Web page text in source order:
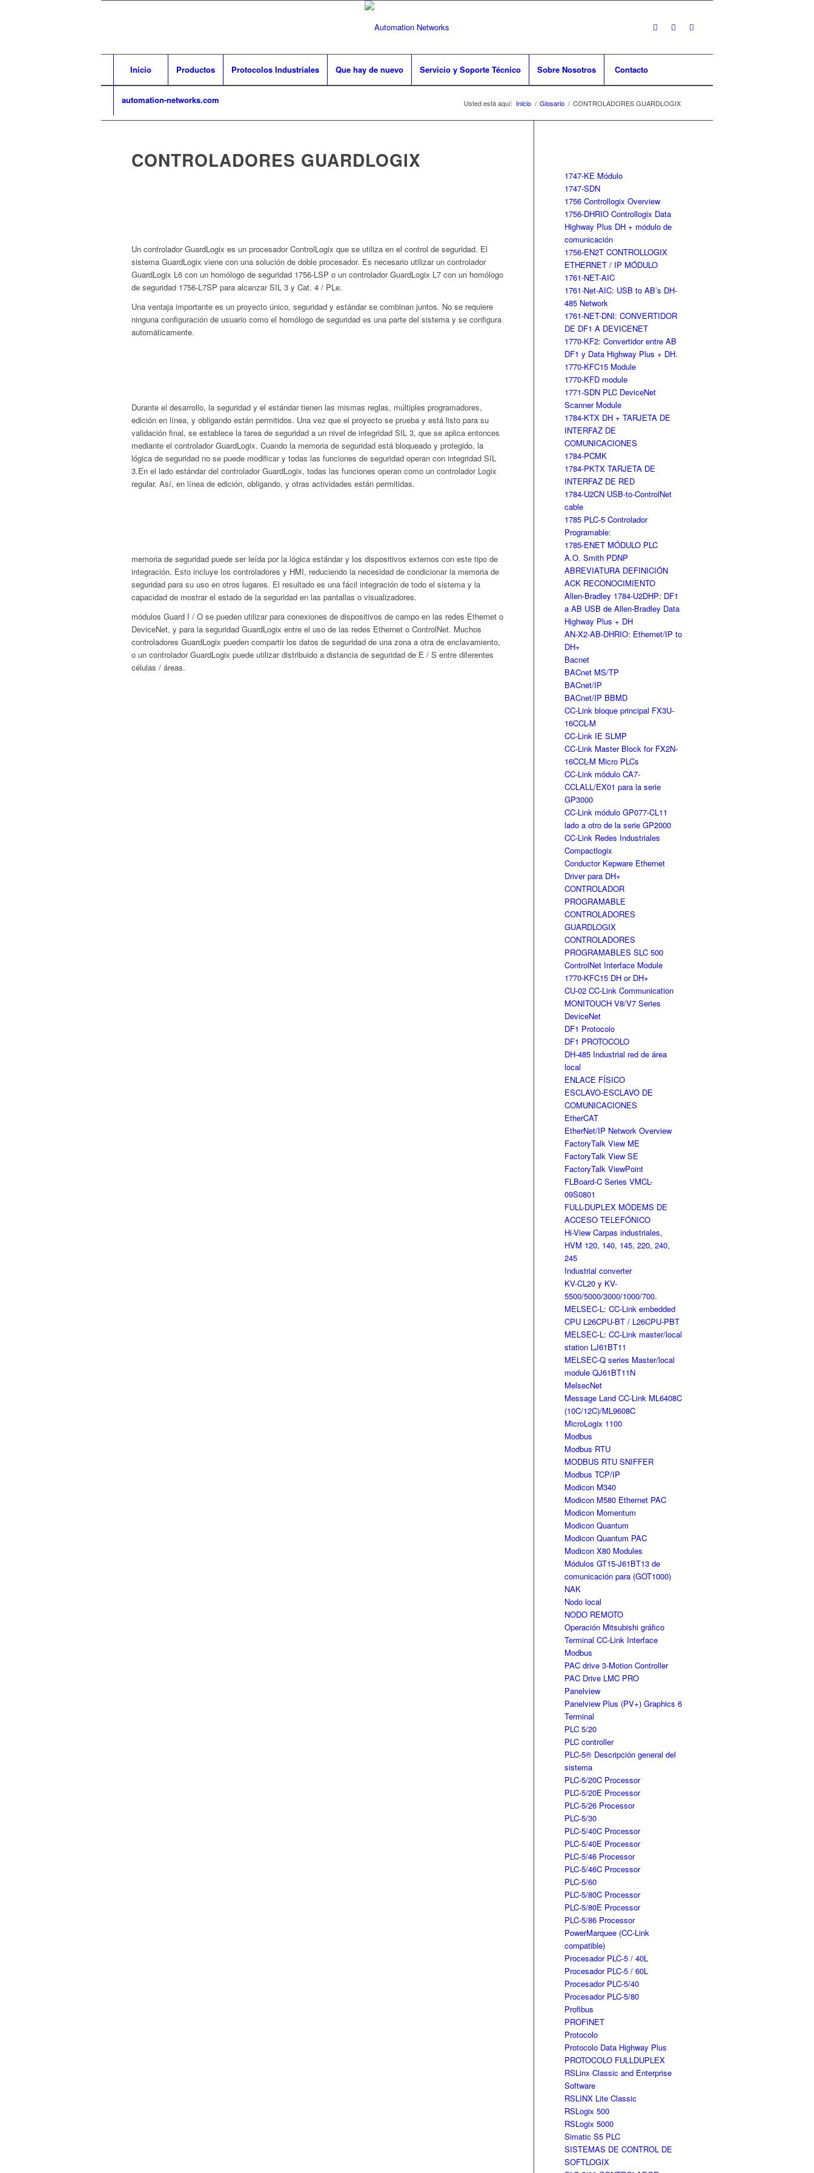
Inicio Productos Protocolos Industriales Que hay de nuevo Servicio y Soporte Técnico Sobre Nosotros Contacto
automation-networks.com Usted está aquí: Inicio / Glosario / CONTROLADORES GUARDLOGIX
CONTROLADORES GUARDLOGIX
Un controlador GuardLogix es un procesador ControlLogix que se utiliza en el control de seguridad. El
sistema GuardLogix viene con una solución de doble procesador. Es necesario utilizar un controlador
GuardLogix L6 con un homólogo de seguridad 1756-LSP o un controlador GuardLogix L7 con un homólogo
de seguridad 1756-L7SP para alcanzar SIL 3 y Cat. 4 / PLe.
Una ventaja importante es un proyecto único, seguridad y estándar se combinan juntos. No se requiere
ninguna configuración de usuario como el homólogo de seguridad es una parte del sistema y se configura
automáticamente.
Durante el desarrollo, la seguridad y el estándar tienen las mismas reglas, múltiples programadores,
edición en línea, y obligando están permitidos. Una vez que el proyecto se prueba y está listo para su
validación final, se establece la tarea de seguridad a un nivel de integridad SIL 3, que se aplica entonces
mediante el controlador GuardLogix. Cuando la memoria de seguridad está bloqueado y protegido, la
lógica de seguridad no se puede modificar y todas las funciones de seguridad operan con integridad SIL
3.En el lado estándar del controlador GuardLogix, todas las funciones operan como un controlador Logix
regular. Así, en línea de edición, obligando, y otras actividades están permitidas.
memoria de seguridad puede ser leída por la lógica estándar y los dispositivos externos con este tipo de
integración. Esto incluye los controladores y HMI, reduciendo la necesidad de condicionar la memoria de
seguridad para su uso en otros lugares. El resultado es una fácil integración de todo el sistema y la
capacidad de mostrar el estado de la seguridad en las pantallas o visualizadores.
módulos Guard I / O se pueden utilizar para conexiones de dispositivos de campo en las redes Ethernet o
DeviceNet, y para la seguridad GuardLogix entre el uso de las redes Ethernet o ControlNet. Muchos
controladores GuardLogix pueden compartir los datos de seguridad de una zona a otra de enclavamiento,
o un controlador GuardLogix puede utilizar distribuido a distancia de seguridad de E / S entre diferentes
células / áreas.
1747-KE Módulo
1747-SDN
1756 Controllogix Overview
1756-DHRIO Controllogix Data
Highway Plus DH + módulo de
comunicación
1756-EN2T CONTROLLOGIX
ETHERNET / IP MÓDULO
1761-NET-AIC
1761-Net-AIC: USB to AB’s DH-
485 Network
1761-NET-DNI: CONVERTIDOR
DE DF1 A DEVICENET
1770-KF2: Convertidor entre AB
DF1 y Data Highway Plus + DH.
1770-KFC15 Module
1770-KFD module
1771-SDN PLC DeviceNet
Scanner Module
1784-KTX DH + TARJETA DE
INTERFAZ DE
COMUNICACIONES
1784-PCMK
1784-PKTX TARJETA DE
INTERFAZ DE RED
1784-U2CN USB-to-ControlNet
cable
1785 PLC-5 Controlador
Programable:
1785-ENET MÓDULO PLC
A.O. Smith PDNP
ABREVIATURA DEFINICIÓN
ACK RECONOCIMIENTO
Allen-Bradley 1784-U2DHP: DF1
a AB USB de Allen-Bradley Data
Highway Plus + DH
AN-X2-AB-DHRIO: Ethernet/IP to
DH+
Bacnet
BACnet MS/TP
BACnet/IP
BACnet/IP BBMD
CC-Link bloque principal FX3U-
16CCL-M
CC-Link IE SLMP
CC-Link Master Block for FX2N-
16CCL-M Micro PLCs
CC-Link módulo CA7-
CCLALL/EX01 para la serie
GP3000
CC-Link módulo GP077-CL11
lado a otro de la serie GP2000
CC-Link Redes Industriales
Compactlogix
Conductor Kepware Ethernet
Driver para DH+
CONTROLADOR
PROGRAMABLE
CONTROLADORES
GUARDLOGIX
CONTROLADORES
PROGRAMABLES SLC 500
ControlNet Interface Module
1770-KFC15 DH or DH+
CU-02 CC-Link Communication
MONITOUCH V8/V7 Series
DeviceNet
DF1 Protocolo
DF1 PROTOCOLO
DH-485 Industrial red de área
local
ENLACE FÍSICO
ESCLAVO-ESCLAVO DE
COMUNICACIONES
EtherCAT
EtherNet/IP Network Overview
FactoryTalk View ME
FactoryTalk View SE
FactoryTalk ViewPoint
FLBoard-C Series VMCL-
09S0801
FULL-DUPLEX MÓDEMS DE
ACCESO TELEFÓNICO
Hi-View Carpas industriales,
HVM 120, 140, 145, 220, 240,
245
Industrial converter
KV-CL20 y KV-
5500/5000/3000/1000/700.
MELSEC-L: CC-Link embedded
CPU L26CPU-BT / L26CPU-PBT
MELSEC-L: CC-Link master/local
station LJ61BT11
MELSEC-Q series Master/local
module QJ61BT11N
MelsecNet
Message Land CC-Link ML6408C
(10C/12C)/ML9608C
MicroLogix 1100
Modbus
Modbus RTU
MODBUS RTU SNIFFER
Modbus TCP/IP
Modicon M340
Modicon M580 Ethernet PAC
Modicon Momentum
Modicon Quantum
Modicon Quantum PAC
Modicon X80 Modules
Módulos GT15-J61BT13 de
comunicación para (GOT1000)
NAK
Nodo local
NODO REMOTO
Operación Mitsubishi gráfico
Terminal CC-Link Interface
Modbus
PAC drive 3-Motion Controller
PAC Drive LMC PRO
Panelview
Panelview Plus (PV+) Graphics 6
Terminal
PLC 5/20
PLC controller
PLC-5® Descripción general del
sistema
PLC-5/20C Processor
PLC-5/20E Processor
PLC-5/26 Processor
PLC-5/30
PLC-5/40C Processor
PLC-5/40E Processor
PLC-5/46 Processor
PLC-5/46C Processor
PLC-5/60
PLC-5/80C Processor
PLC-5/80E Processor
PLC-5/86 Processor
PowerMarquee (CC-Link
compatible)
Procesador PLC-5 / 40L
Procesador PLC-5 / 60L
Procesador PLC-5/40
Procesador PLC-5/80
Profibus
PROFINET
Protocolo
Protocolo Data Highway Plus
PROTOCOLO FULLDUPLEX
RSLinx Classic and Enterprise
Software
RSLINX Lite Classic
RSLogix 500
RSLogix 5000
Simatic S5 PLC
SISTEMAS DE CONTROL DE
SOFTLOGIX